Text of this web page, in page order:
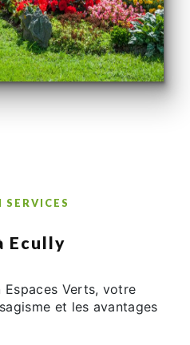
SERVICES
Ecully
Espaces Verts, votre
et les avantages